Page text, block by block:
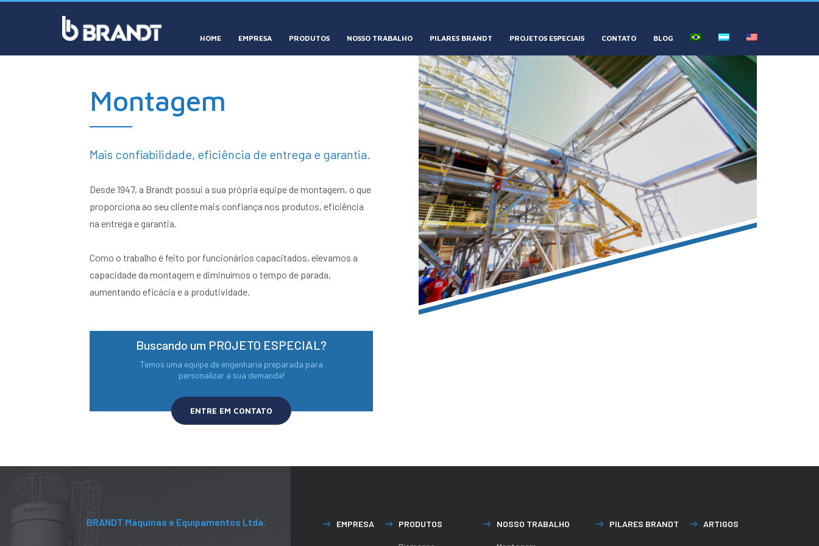
HOME EMPRESA PRODUTOS NOSSO TRABALHO PILARES BRANDT PROJETOS ESPECIAIS CONTATO BLOG
Montagem
Mais confiabilidade, eficiência de entrega e garantia.
Desde 1947, a Brandt possui a sua própria equipe de montagem, o que
proporciona ao seu cliente mais confiança nos produtos, eficiência
na entrega e garantia.
Como o trabalho é feito por funcionários capacitados, elevamos a
capacidade da montagem e diminuímos o tempo de parada,
aumentando eficácia e a produtividade.
Buscando um PROJETO ESPECIAL?
Temos uma equipe de engenharia preparada para
personalizar a sua demanda!
ENTRE EM CONTATO
BRANDT Máquinas e Equipamentos Ltda. EMPRESA PRODUTOS NOSSO TRABALHO PILARES BRANDT ARTIGOS